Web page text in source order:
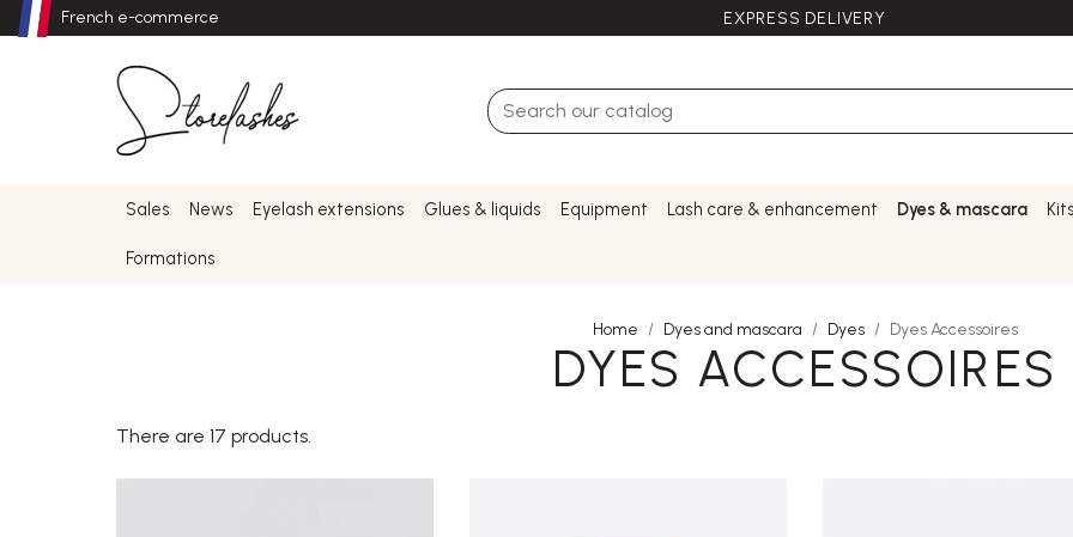
French e-commerce EXPRESS DELIVERY
Sales News Eyelash extensions Glues & liquids Equipment Lash care & enhancement Dyes & mascara Kits
Formations
Home Dyes and mascara Dyes Dyes Accessoires
DYES ACCESSOIRES
There are 17 products.